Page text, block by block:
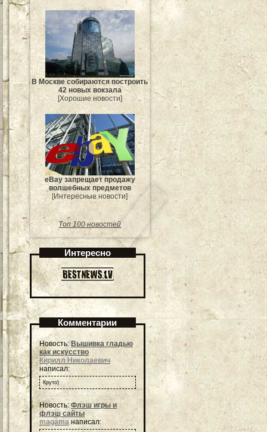
В Москве собираются построить
42 новых вокзала
[Хорошие новости]
eBay запрещает продажу
волшебных предметов
[Интересные новости]
Топ 100 новостей
Интересно
Комментарии
Новость: Вышивка гладью
как искусство
Кирилл Николаевич
написал:
Круто)
Новость:Флэш игры и
флэш сайты
magama написал: